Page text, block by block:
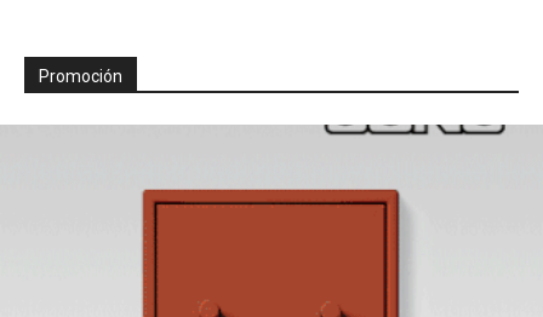
Promoción